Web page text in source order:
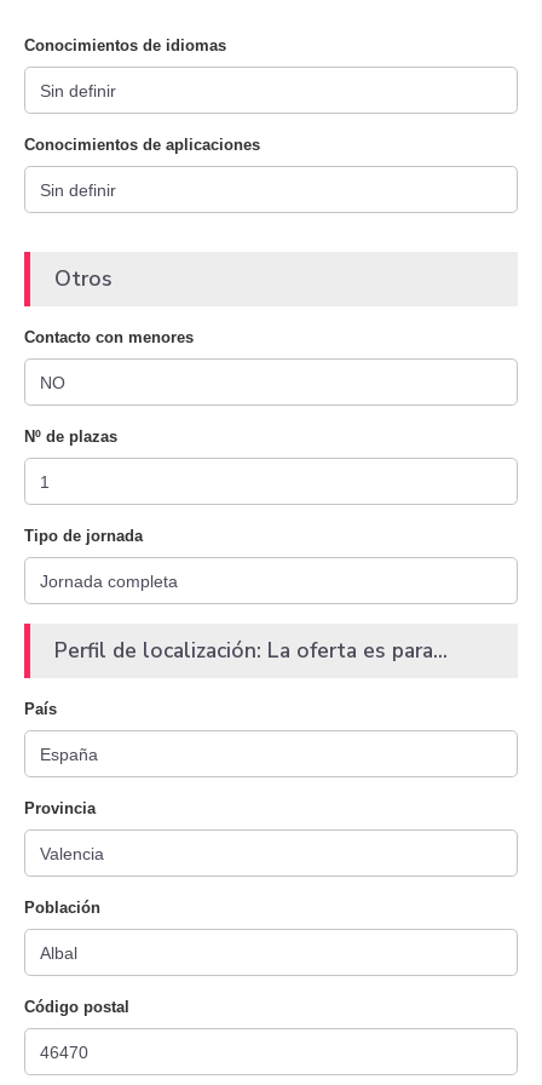
Conocimientos de idiomas
Conocimientos de aplicaciones
Otros
Contacto con menores
Nº de plazas
Tipo de jornada
Perfil de localización: La oferta es para...
País
Provincia
Población
Código postal